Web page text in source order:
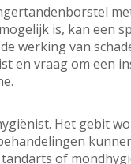
is, kan een
werking van
en vraag om een
Het gebit
of